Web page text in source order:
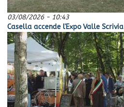
03/08/2026 - 10:43
Casella accende l'Expo Valle Scrivia